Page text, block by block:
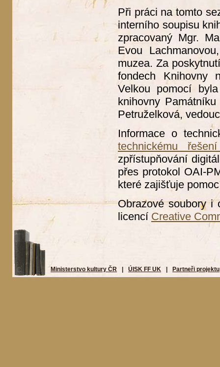
Při práci na tomto
interního soupisu
zpracovaný Mgr.
Evou
muzea. Za
fondech Knihovny
Velkou pomocí
knihovny
Petruželková,
Informace o
technickému
zpřístupňování
přes protokol OAI-
které zajišťuje
Obrazové soubory i
licencí Creative
Ministerstvo kultury ČR ÚISK FF UK Partneři projektu